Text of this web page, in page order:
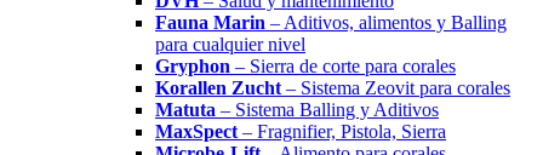
Fauna Marin – Aditivos, alimentos y Balling
para cualquier nivel
Gryphon – Sierra de corte para corales
Korallen Zucht – Sistema Zeovit para corales
Matuta – Sistema Balling y Aditivos
MaxSpect – Fragnifier, Pistola, Sierra